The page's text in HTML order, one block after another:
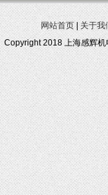
网站首页|关于我
Copyright 2018 上海感辉